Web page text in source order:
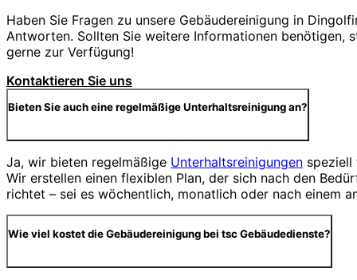
Haben Sie Fragen zu unsere Gebäudereinigung in
Antworten. Sollten Sie weitere Informationen benötigen,
gerne zur Verfügung!
Kontaktieren Sie uns
Bieten Sie auch eine regelmäßige Unterhaltsreinigung an?
Ja, wir bieten regelmäßige Unterhaltsreinigungen speziell
Wir erstellen einen flexiblen Plan, der sich nach den
richtet – sei es wöchentlich, monatlich oder nach einem
Wie viel kostet die Gebäudereinigung bei tsc Gebäudedienste?